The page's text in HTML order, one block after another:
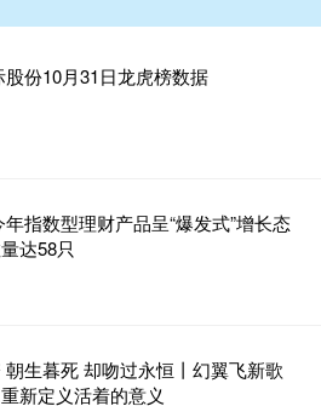
份10月31日龙虎榜数据
指数型理财产品呈“爆发式”增长态
达58只
生暮死 却吻过永恒丨幻翼飞新歌
重新定义活着的意义